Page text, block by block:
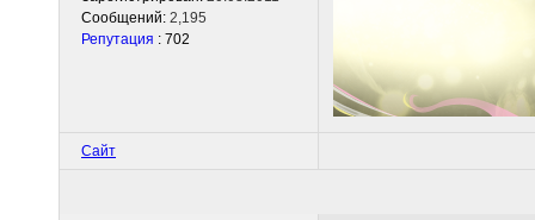
Сообщений: 2,195
Репутация : 702
Сайт